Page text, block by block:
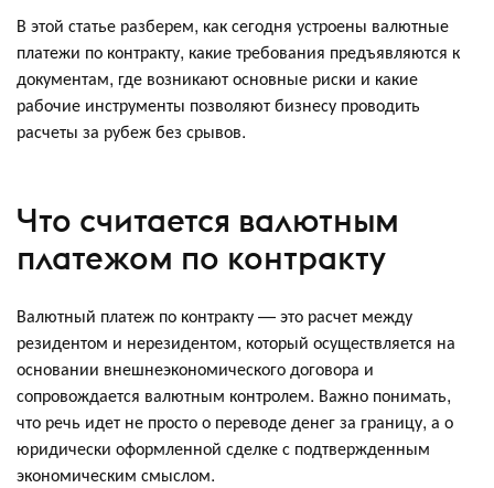
В этой статье разберем, как сегодня устроены валютные
платежи по контракту, какие требования предъявляются к
документам, где возникают основные риски и какие
рабочие инструменты позволяют бизнесу проводить
расчеты за рубеж без срывов.
Что считается валютным
платежом по контракту
Валютный платеж по контракту — это расчет между
резидентом и нерезидентом, который осуществляется на
основании внешнеэкономического договора и
сопровождается валютным контролем. Важно понимать,
что речь идет не просто о переводе денег за границу, а о
юридически оформленной сделке с подтвержденным
экономическим смыслом.